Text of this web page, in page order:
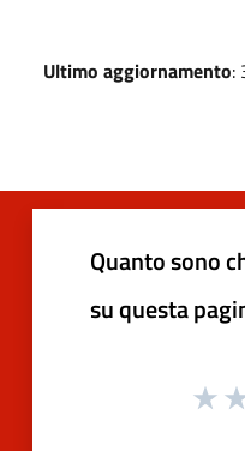
Ultimo aggiornamento:
Quanto sono
su questa